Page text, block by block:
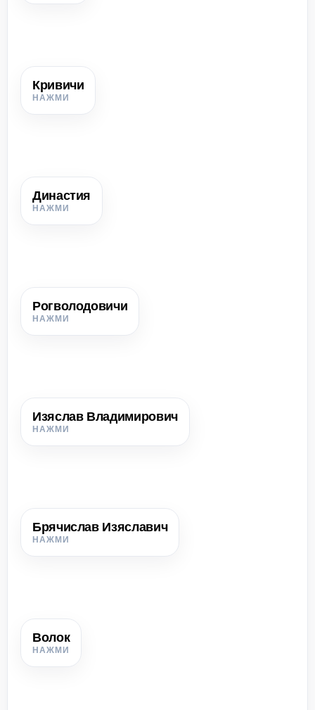
Кривичи
Восточнославянский союз племён, основавший Полоцк и
Династия
Ряд правителей из одного рода, в котором власть
Рогволодовичи
Полоцкая княжеская линия, связанная с потомками
Изяслав ВладимировичИзяслав Владимирович
Первый князь полоцкой династии; получил власть в
Брячислав Изяславич
Полоцкий князь 1003–1044 гг.; укрепил княжество,
Волок
Сухопутный участок водного торгового пути, по которому